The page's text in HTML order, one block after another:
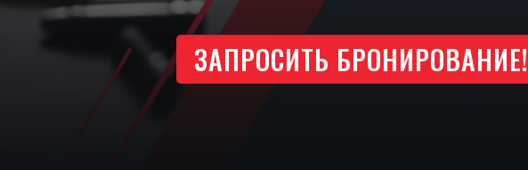
ЗАПРОСИТЬ БРОНИРОВАНИЕ!